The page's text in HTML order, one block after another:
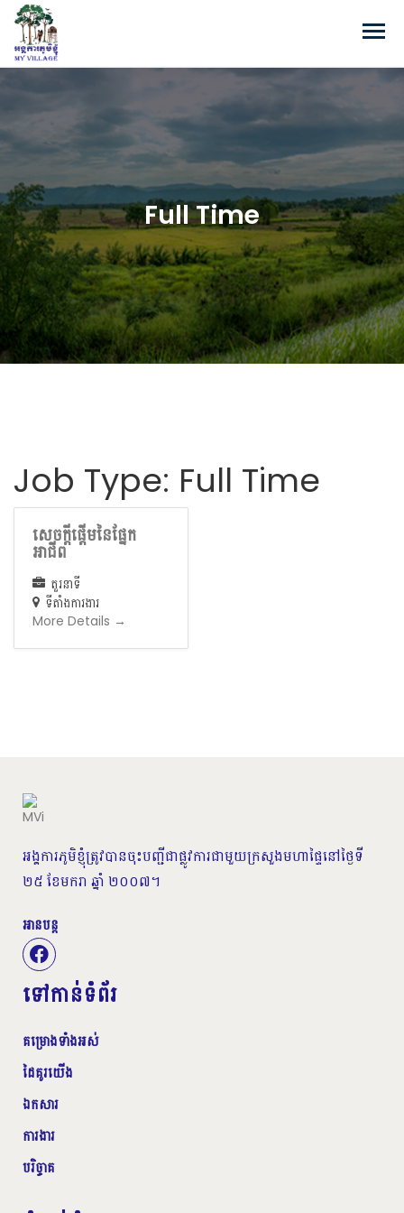
Full Time
Job Type: Full Time
សេចក្តីផ្តើមនៃផ្នែក
អាជីព
តួរនាទី
ទីតាំងការងារ
More Details
អង្គការភូមិខ្ញុំត្រូវបានចុះបញ្ជីជាផ្លូវការជាមួយក្រសួងមហាផ្ទៃនៅថ្ងៃទី
២៥ ខែមករា ឆ្នាំ ២០០៧។
អានបន្ត
ទៅកាន់ទំព័រ
គម្រោងទាំងអស់
ដៃគូរយើង
ឯកសារ
ការងារ
បរិច្ចាគ